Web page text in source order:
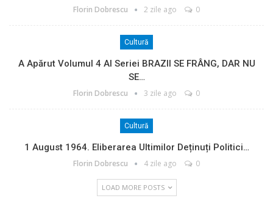
Florin Dobrescu 2 zile ago 0
Cultură
A Apărut Volumul 4 Al Seriei BRAZII SE FRÂNG, DAR NU
SE…
Florin Dobrescu 3 zile ago 0
Cultură
1 August 1964. Eliberarea Ultimilor Deținuți Politici…
Florin Dobrescu 4 zile ago 0
LOAD MORE POSTS